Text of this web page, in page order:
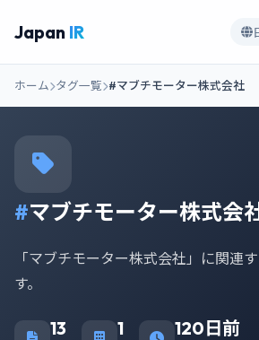
Japan IR
ホーム タグ一覧 #マブチモーター株式会社
#マブチモーター株式会
「マブチモーター株式会社」に関連
す。
13 1 120日前